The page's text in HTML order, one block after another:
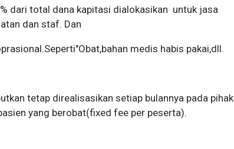
dari total dana kapitasi dialokasikan untuk jasa
dan staf. Dan
medis habis pakai,dll.
tetap direalisasikan setiap bulannya pada pihak
yang berobat(fixed fee per peserta).